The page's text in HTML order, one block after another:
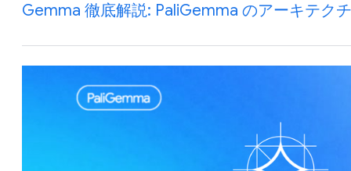
Gemma 徹底解説: PaliGemma のアーキテク